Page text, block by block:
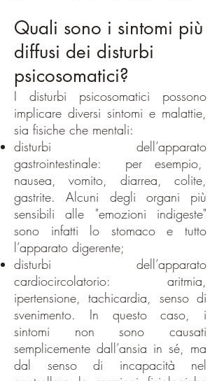
Quali sono i sintomi più
diffusi dei disturbi
psicosomatici?
I disturbi psicosomatici possono
implicare diversi sintomi e malattie,
sia fisiche che mentali:
disturbi dell’apparato
gastrointestinale: per esempio,
nausea, vomito, diarrea, colite,
gastrite. Alcuni degli organi più
sensibili alle "emozioni indigeste"
sono infatti lo stomaco e tutto
l’apparato digerente;
disturbi dell’apparato
cardiocircolatorio: aritmia,
ipertensione, tachicardia, senso di
svenimento. In questo caso, i
sintomi non sono causati
semplicemente dall’ansia in sé, ma
dal senso di incapacità nel